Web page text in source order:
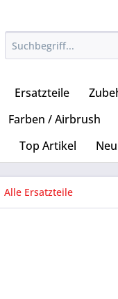
Ersatzteile
Farben / Airbrush
Top Artikel
Alle Ersatzteile